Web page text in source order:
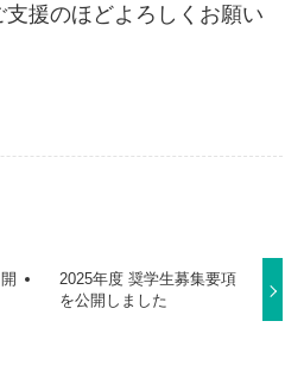
援のほどよろしくお願い
2025年度 奨学生募集要項
を公開しました